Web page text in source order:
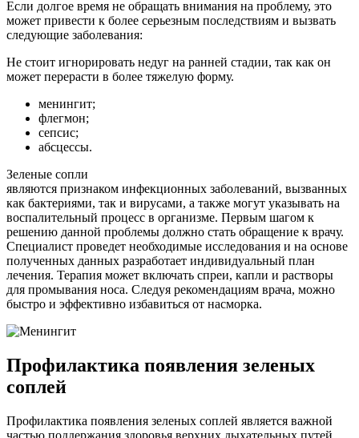
Если долгое время не обращать внимания на проблему, это
может привести к более серьезным последствиям и вызвать
следующие заболевания:
Не стоит игнорировать недуг на ранней стадии, так как он
может перерасти в более тяжелую форму.
менингит;
флегмон;
сепсис;
абсцессы.
Зеленые сопли
являются признаком инфекционных заболеваний, вызванных
как бактериями, так и вирусами, а также могут указывать на
воспалительный процесс в организме. Первым шагом к
решению данной проблемы должно стать обращение к врачу.
Специалист проведет необходимые исследования и на основе
полученных данных разработает индивидуальный план
лечения. Терапия может включать спреи, капли и растворы
для промывания носа. Следуя рекомендациям врача, можно
быстро и эффективно избавиться от насморка.
Профилактика появления зеленых
соплей
Профилактика появления зеленых соплей является важной